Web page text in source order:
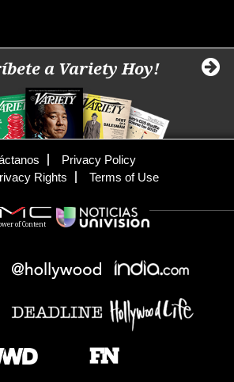
a Variety Hoy!
Privacy Policy
Rights
Terms of Use
of Content